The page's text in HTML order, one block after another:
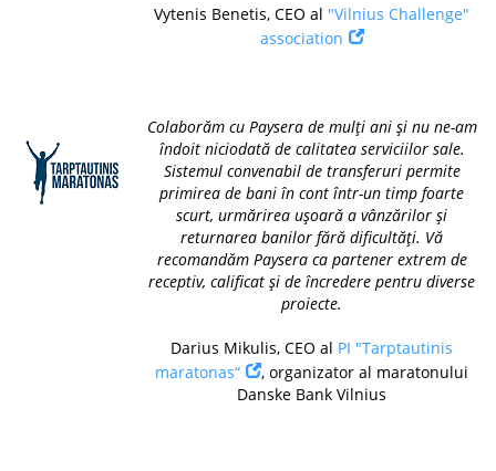
Vytenis Benetis, CEO al "Vilnius Challenge"
association
Colaborăm cu Paysera de mulți ani și nu ne-am
îndoit niciodată de calitatea serviciilor sale.
Sistemul convenabil de transferuri permite
primirea de bani în cont într-un timp foarte
scurt, urmărirea ușoară a vânzărilor și
returnarea banilor fără dificultăți. Vă
recomandăm Paysera ca partener extrem de
receptiv, calificat și de încredere pentru diverse
proiecte.
Darius Mikulis, CEO al PI "Tarptautinis
maratonas“
, organizator al maratonului
Danske Bank Vilnius